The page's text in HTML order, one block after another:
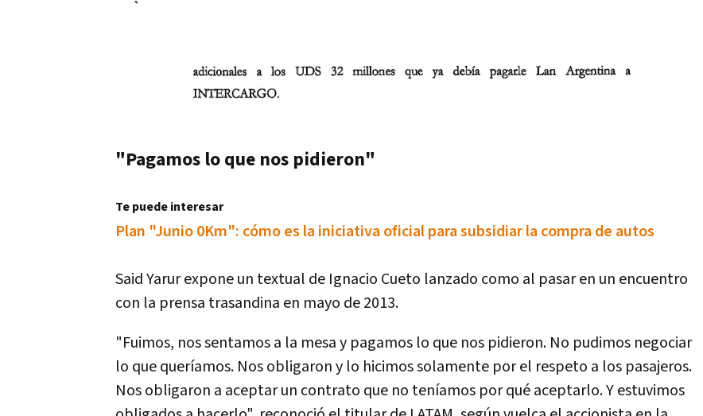
"Pagamos lo que nos pidieron"
Te puede interesar
Plan "Junio 0Km": cómo es la iniciativa oficial para subsidiar la compra de autos
Said Yarur expone un textual de Ignacio Cueto lanzado como al pasar en un encuentro
con la prensa trasandina en mayo de 2013.
"Fuimos, nos sentamos a la mesa y pagamos lo que nos pidieron. No pudimos negociar
lo que queríamos. Nos obligaron y lo hicimos solamente por el respeto a los pasajeros.
Nos obligaron a aceptar un contrato que no teníamos por qué aceptarlo. Y estuvimos